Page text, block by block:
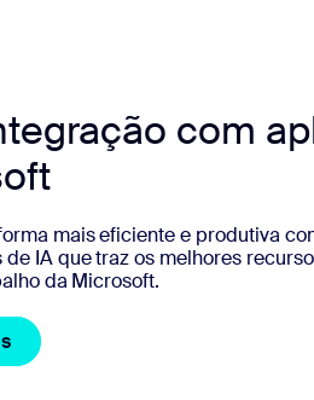
com
mais eficiente e produtiva
IA que traz os melhores
da Microsoft.